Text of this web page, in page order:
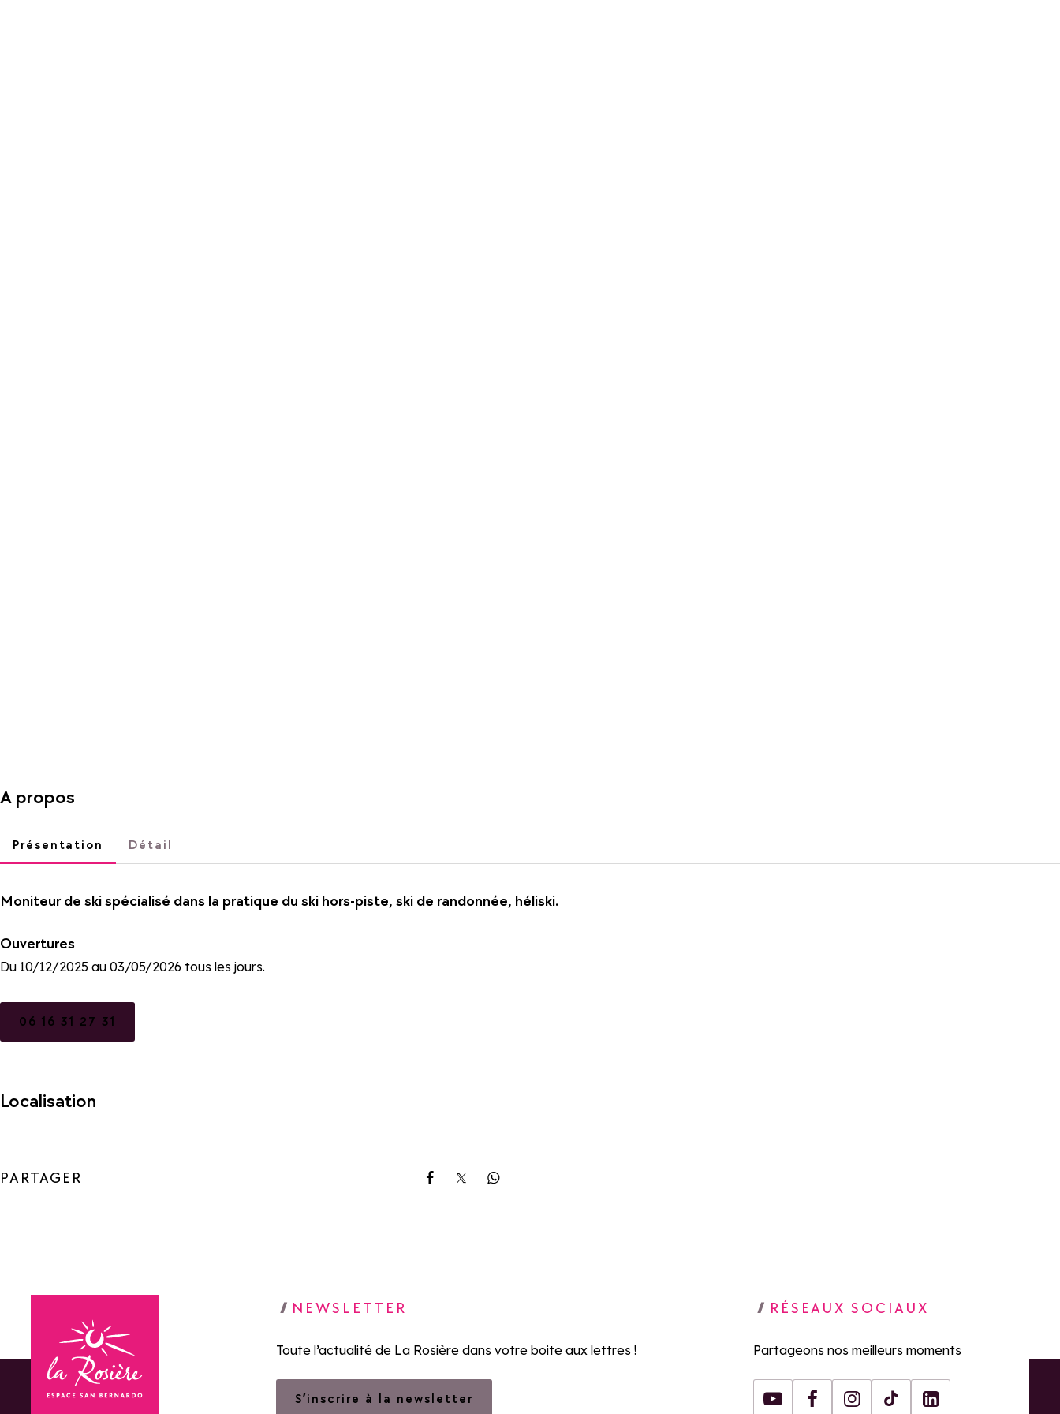
A propos
Présentation Détail
Moniteur de ski spécialisé dans la pratique du ski hors-piste, ski de randonnée, héliski.
Ouvertures
Du 10/12/2025 au 03/05/2026 tous les jours.
06 16 31 27 31
Localisation
PARTAGER
Partager sur Facebook
Partager sur X
Partager sur Whatsapp
NEWSLETTER
Toute l’actualité de La Rosière dans votre boite aux lettres !
S’inscrire à la newsletter
RÉSEAUX SOCIAUX
Partageons nos meilleurs moments
Youtube FacebookInstagram
Tiktok
LinkedIn